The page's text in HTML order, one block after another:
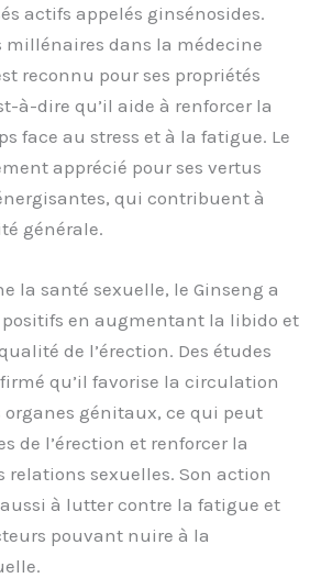
actifs appelés ginsénosides.
millénaires dans la médecine
reconnu pour ses propriétés
à-dire qu’il aide à renforcer la
face au stress et à la fatigue. Le
apprécié pour ses vertus
qui contribuent à
générale.
la santé sexuelle, le Ginseng a
positifs en augmentant la libido et
de l’érection. Des études
qu’il favorise la circulation
organes génitaux, ce qui peut
de l’érection et renforcer la
relations sexuelles. Son action
à lutter contre la fatigue et
pouvant nuire à la